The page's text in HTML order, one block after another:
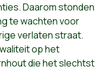
Daarom stonden
te wachten voor
verlaten straat.
op het
die het slechtst